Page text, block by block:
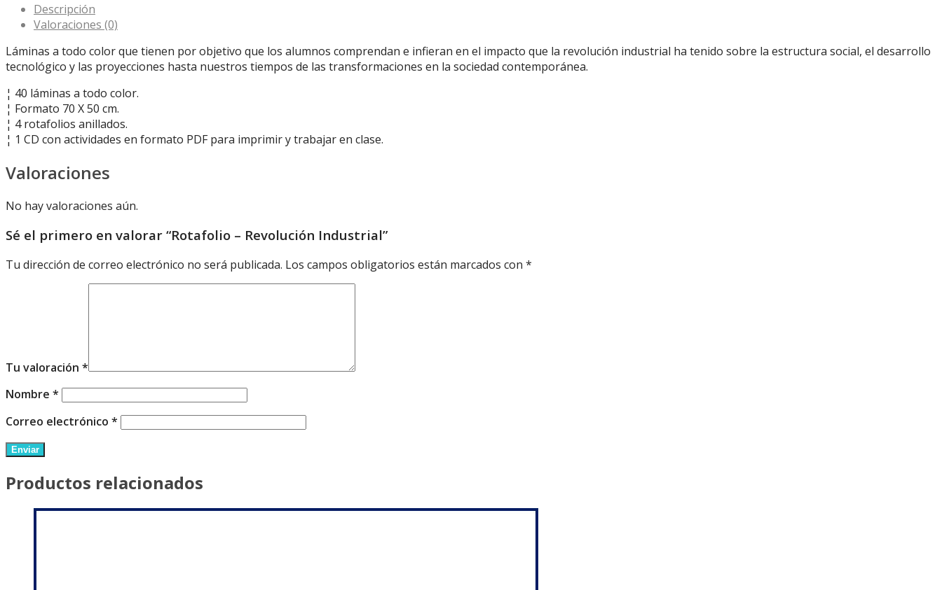
Descripción
Valoraciones (0)
Láminas a todo color que tienen por objetivo que los alumnos comprendan e infieran en el impacto que la revolución industrial ha tenido sobre la estructura social, el desarrollo
tecnológico y las proyecciones hasta nuestros tiempos de las transformaciones en la sociedad contemporánea.
¦ 40 láminas a todo color.
¦ Formato 70 X 50 cm.
¦ 4 rotafolios anillados.
¦ 1 CD con actividades en formato PDF para imprimir y trabajar en clase.
Valoraciones
No hay valoraciones aún.
Sé el primero en valorar “Rotafolio – Revolución Industrial”
Tu dirección de correo electrónico no será publicada. Los campos obligatorios están marcados con *
Tu valoración *
Nombre *
Correo electrónico *
Productos relacionados